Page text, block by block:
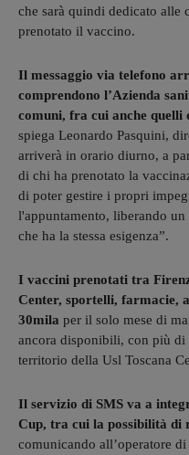
che sarà quindi dedicato alle
prenotato il vaccino.
Il messaggio via telefono
comprendono l’Azienda
comuni, fra cui anche
spiega Leonardo Pasquini,
arriverà in orario diurno, a
di chi ha prenotato la
di poter gestire i propri
l'appuntamento, liberando
che ha la stessa esigenza”.
I vaccini prenotati tra
Center, sportelli, farmacie,
30mila per il solo mese di
ancora disponibili, con più di
territorio della Usl Toscana
Il servizio di SMS va a
Cup, tra cui la possibilità di
comunicando all’operatore